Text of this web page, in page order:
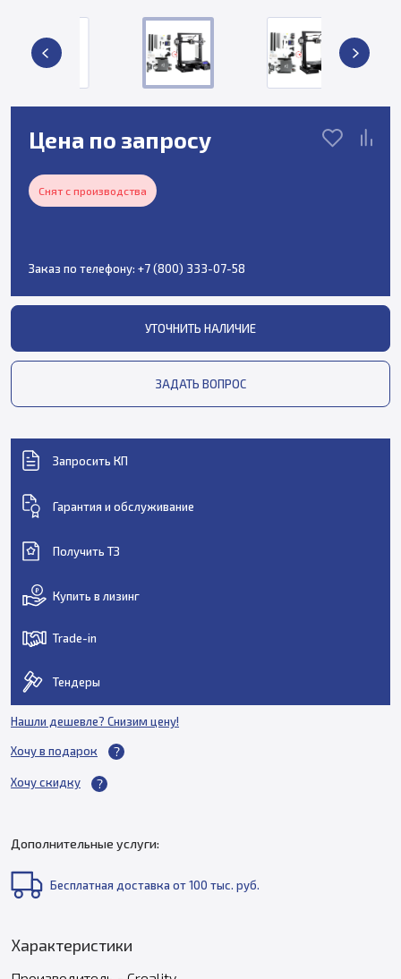
Цена по запросу
Снят с производства
Заказ по телефону: +7 (800) 333-07-58
УТОЧНИТЬ НАЛИЧИЕ
ЗАДАТЬ ВОПРОС
Запросить КП
Гарантия и обслуживание
Получить ТЗ
Купить в лизинг
Trade-in
Тендеры
Нашли дешевле? Снизим цену!
Хочу в подарок
Хочу скидку
Дополнительные услуги:
Бесплатная доставка от 100 тыс. руб.
Характеристики